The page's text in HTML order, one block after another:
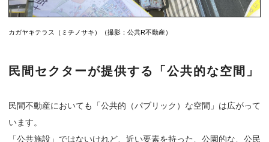
カガヤキテラス（ミチノサキ）（撮影：公共R不動産）
民間セクターが提供する「公共的な空間」
民間不動産においても「公共的（パブリック）な空間」は広がって
います。
「公共施設」ではないけれど、近い要素を持った、公園的な、公民